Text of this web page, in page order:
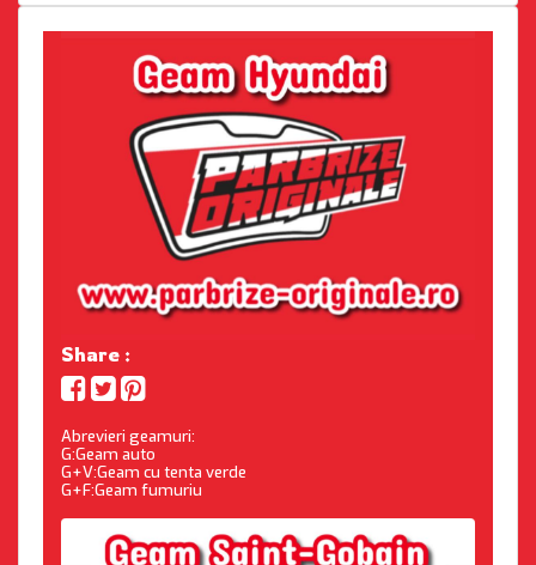
Share :
Abrevieri geamuri:
G:Geam auto
G+V:Geam cu tenta verde
G+F:Geam fumuriu